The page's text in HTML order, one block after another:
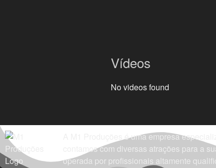
Vídeos
No videos found
A M1 Produções é uma empresa
contamos com diversas atrações para a
operada por profissionais altamente